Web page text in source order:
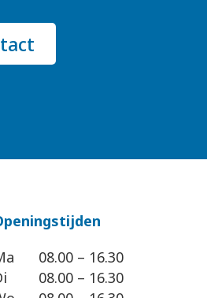
08.00 – 16.30
08.00 – 16.30